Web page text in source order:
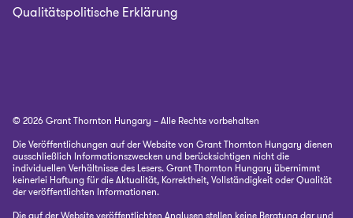
Qualitätspolitische Erklärung
© 2026 Grant Thornton Hungary – Alle Rechte vorbehalten
Die Veröffentlichungen auf der Website von Grant Thornton Hungary dienen
ausschließlich Informationszwecken und berücksichtigen nicht die
individuellen Verhältnisse des Lesers. Grant Thornton Hungary übernimmt
keinerlei Haftung für die Aktualität, Korrektheit, Vollständigkeit oder Qualität
der veröffentlichten Informationen.
Die auf der Website veröffentlichten Analysen stellen keine Beratung dar und